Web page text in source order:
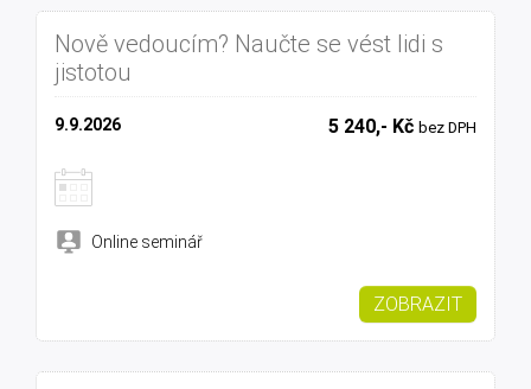
Nově vedoucím? Naučte se vést lidi s
jistotou
5 240,- Kč bez DPH
9.9.2026
Online seminář
ZOBRAZIT